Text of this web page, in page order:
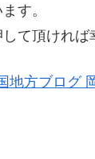
す。
て頂ければ